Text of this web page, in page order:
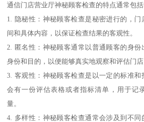
通信门店营业厅神秘顾客检查的特点通常包括
1. 隐秘性：神秘顾客检查是秘密进行的，
间和具体内容，以保证检查结果的客观性。
2. 匿名性：神秘顾客通常以普通顾客的身
身份和目的，以便能够真实地观察和评估门店
3. 客观性：神秘顾客检查是以一定的标准和
会有一份评估表格或者指标清单，用于记
量。
4. 多样性：神秘顾客检查通常会涉及到不同